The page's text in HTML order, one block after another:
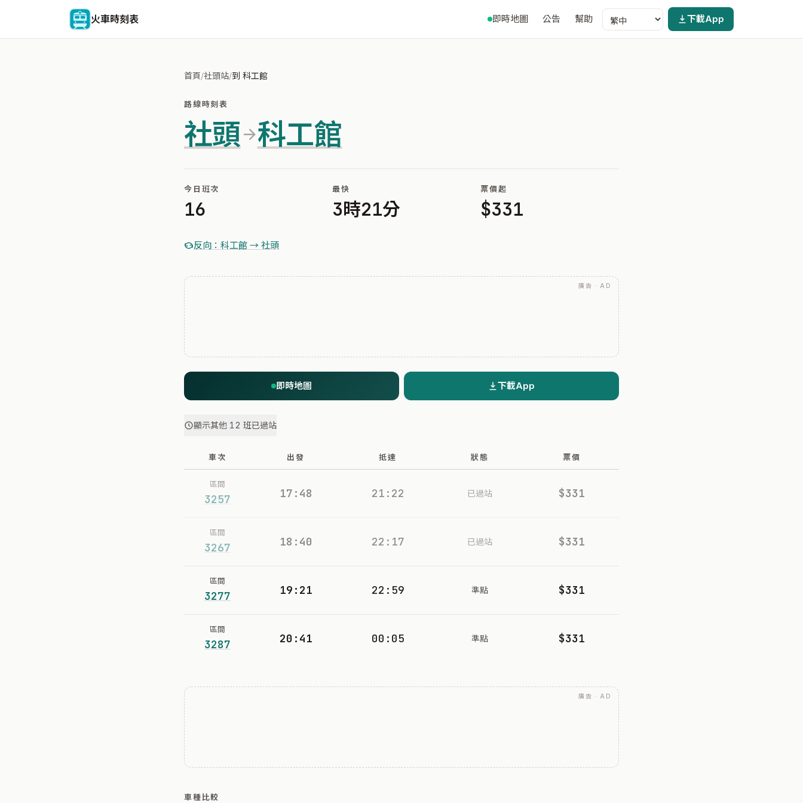
火車時刻表 即時地圖 公告 幫助 下載App
首頁/社頭站/到 科工館
路線時刻表
社頭 科工館
今日班次
16
最快
3時21分
票價起
$331
反向：科工館 → 社頭
廣告 · AD
即時地圖 下載App
顯示其他 12 班已過站
車次 出發 抵達 狀態 票價
區間
3257 17:48 21:22 已過站 $331
區間
3267 18:40 22:17 已過站 $331
區間
3277 19:21 22:59 準點 $331
區間
3287 20:41 00:05 準點 $331
廣告 · AD
車種比較